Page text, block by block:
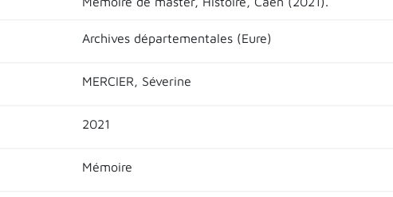
Archives départementales (Eure)
MERCIER, Séverine
2021
Mémoire